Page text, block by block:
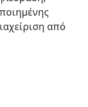
από